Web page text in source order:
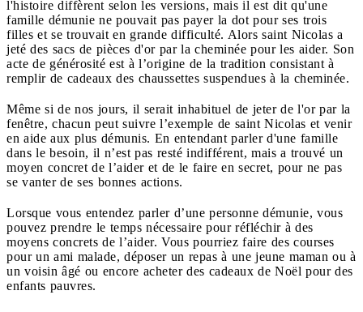
l'histoire diffèrent selon les versions, mais il est dit qu'une
famille démunie ne pouvait pas payer la dot pour ses trois
filles et se trouvait en grande difficulté. Alors saint Nicolas a
jeté des sacs de pièces d'or par la cheminée pour les aider. Son
acte de générosité est à l’origine de la tradition consistant à
remplir de cadeaux des chaussettes suspendues à la cheminée.
Même si de nos jours, il serait inhabituel de jeter de l'or par la
fenêtre, chacun peut suivre l’exemple de saint Nicolas et venir
en aide aux plus démunis. En entendant parler d'une famille
dans le besoin, il n’est pas resté indifférent, mais a trouvé un
moyen concret de l’aider et de le faire en secret, pour ne pas
se vanter de ses bonnes actions.
Lorsque vous entendez parler d’une personne démunie, vous
pouvez prendre le temps nécessaire pour réfléchir à des
moyens concrets de l’aider. Vous pourriez faire des courses
pour un ami malade, déposer un repas à une jeune maman ou à
un voisin âgé ou encore acheter des cadeaux de Noël pour des
enfants pauvres.